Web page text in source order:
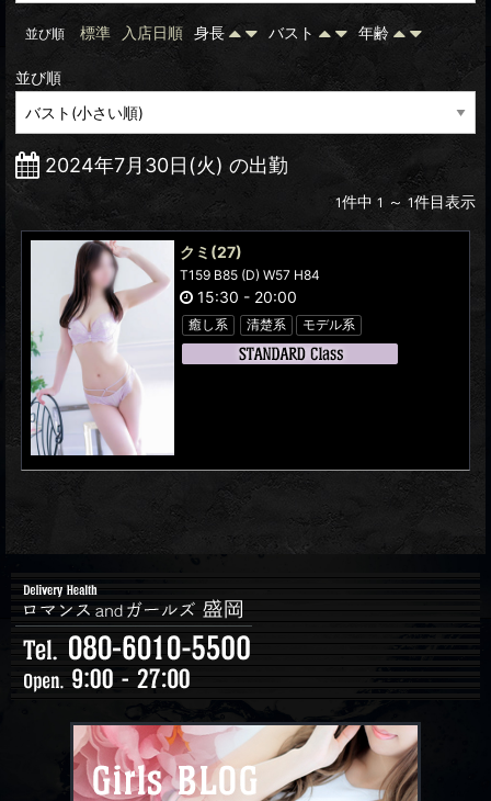
並び順 標準 入店日順 身長 バスト 年齢
並び順
2024年7月30日(火) の出勤
1件中 1 ～ 1件目表示
クミ (27)
T159 B85 (D) W57 H84
15:30 - 20:00
癒し系 清楚系 モデル系